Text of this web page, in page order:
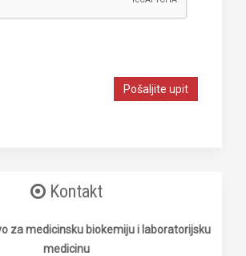
Pošaljite upit
Kontakt
za medicinsku biokemiju i laboratorijsku
medicinu